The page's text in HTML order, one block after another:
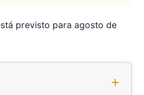
previsto para agosto de